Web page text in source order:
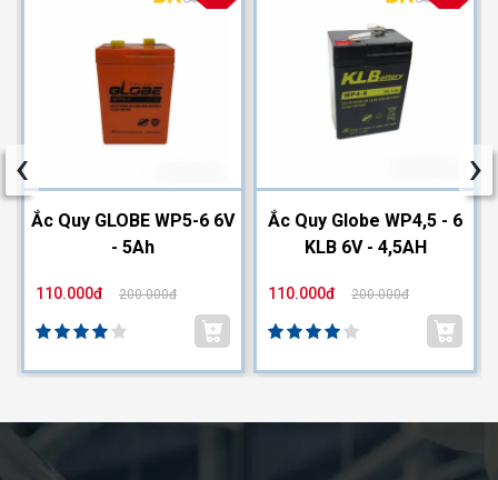
Ắc Quy GLOBE WP5-6 6V
- 5Ah
110.000đ 200.000đ
Ắc Quy Globe WP4,5 - 6
KLB 6V - 4,5AH
110.000đ 200.000đ
‹ ›